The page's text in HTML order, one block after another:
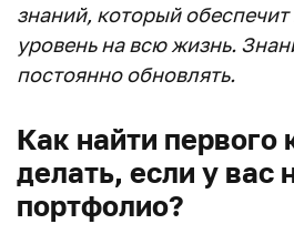
знаний, который
уровень на всю жизнь.
постоянно обновлять.
Как найти первого
делать, если у вас
портфолио?